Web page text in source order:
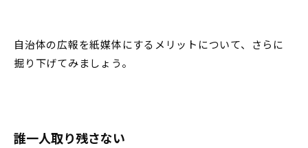
自治体の広報を紙媒体にするメリットについて、さらに
掘り下げてみましょう。
誰一人取り残さない